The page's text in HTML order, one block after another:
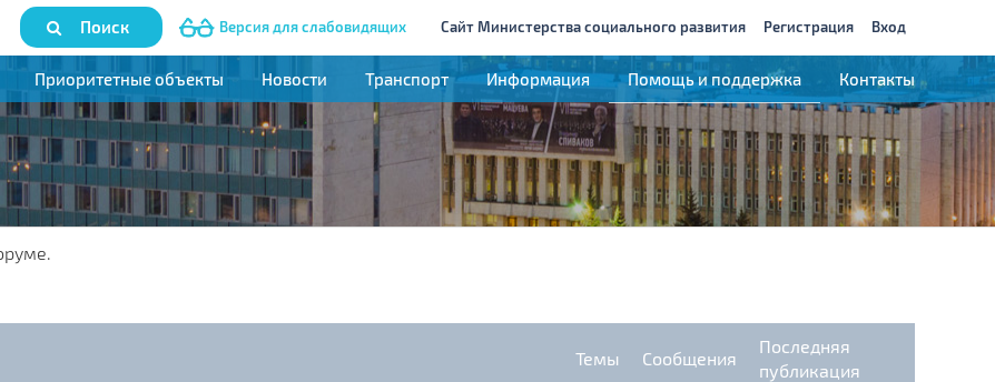
Поиск Версия для слабовидящих Сайт Министерства социального развития Регистрация Вход
Приоритетные объекты Новости Транспорт Информация Помощь и поддержка Контакты
Темы Сообщения
Последняя
публикация